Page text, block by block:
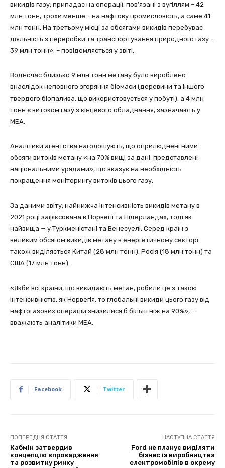
викидів газу, припадає на операції, пов’язані з вугіллям – 42
млн тонн, трохи менше – на нафтову промисловість, а саме 41
млн тонн. На третьому місці за обсягами викидів перебуває
діяльність з переробки та транспортування природного газу –
39 млн тонн», – повідомляється у звіті.
Водночас близько 9 млн тонн метану було вироблено
внаслідок неповного згоряння біомаси (деревини та іншого
твердого біопалива, що використовується у побуті), а 4 млн
тонн є витоком газу з кінцевого обладнання, зазначають у
МЕА.
Аналітики агентства наголошують, що оприлюднені ними
обсяги витоків метану «на 70% вищі за дані, представлені
національними урядами», що вказує на необхідність
покращення моніторингу витоків цього газу.
За даними звіту, найнижча інтенсивність викидів метану в
2021 році зафіксована в Норвегії та Нідерландах, тоді як
найвища — у Туркменістані та Венесуелі. Серед країн з
великим обсягом викидів метану в енергетичному секторі
також виділяється Китай (28 млн тонн), Росія (18 млн тонн) та
США (17 млн тонн).
«Якби всі країни, що викидають метан, робили це з такою
інтенсивністю, як Норвегія, то глобальні викиди цього газу від
нафтогазових операцій знизилися б більш ніж на 90%», —
вважають аналітики МЕА.
Facebook Twitter
ПОПЕРЕДНЯ СТАТТЯ
Кабмін затвердив
концепцію впровадження
та розвитку ринку
НАСТУПНА СТАТТЯ
Ford не планує виділяти
бізнес із виробництва
електромобілів в окрему